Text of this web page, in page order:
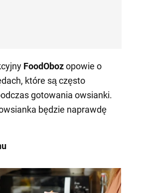
FoodObozopowie o
które są często
gotowania owsianki.
będzie naprawdę